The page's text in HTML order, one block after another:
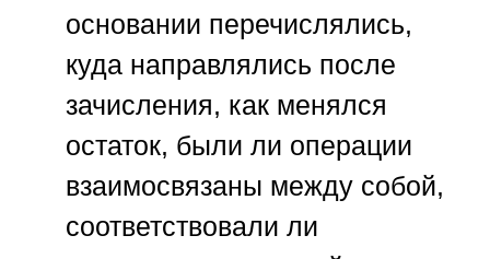
основании перечислялись,
куда направлялись после
зачисления, как менялся
остаток, были ли операции
взаимосвязаны между собой,
соответствовали ли